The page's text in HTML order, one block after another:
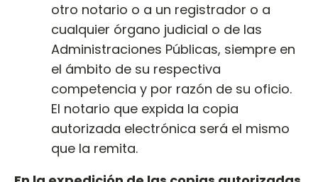
otro notario o a un registrador o a
cualquier órgano judicial o de las
Administraciones Públicas, siempre en
el ámbito de su respectiva
competencia y por razón de su oficio.
El notario que expida la copia
autorizada electrónica será el mismo
que la remita.